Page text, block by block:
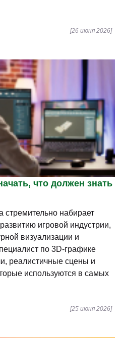
[26 июня 2026]
что должен знать
набирает
игровой индустрии,
визуализации и
по 3D-графике
реалистичные сцены и
используются в самых
[25 июня 2026]